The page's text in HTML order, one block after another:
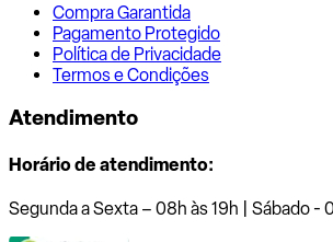
Compra Garantida
Pagamento Protegido
Política de Privacidade
Termos e Condições
Atendimento
Horário de atendimento:
Segunda a Sexta – 08h às 19h | Sábado -